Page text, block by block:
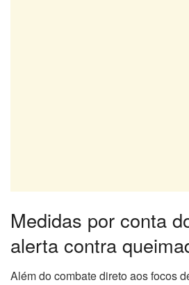
Medidas por conta
alerta contra
Além do combate direto aos focos